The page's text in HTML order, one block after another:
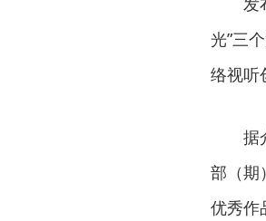
光”三
络视听
据
部（期
优秀作